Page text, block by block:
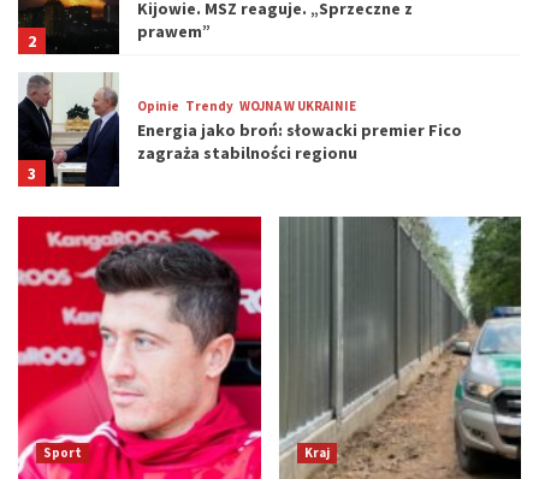
2
Kijowie. MSZ reaguje. „Sprzeczne z
prawem”
3
Opinie Trendy WOJNA W UKRAINIE
Energia jako broń: słowacki premier Fico
zagraża stabilności regionu
Świat Trendy WOJNA W UKRAINIE
Paryż zmienił plan wizyty Zełenskiego i
Trumpa. Wspólne spotkanie z Macronem
5
Trendy
Drastyczny wzrost zachorowań na krztusiec
tuż za naszą granicą. Najwyższa liczba
przypadków od lat
Sport Kraj